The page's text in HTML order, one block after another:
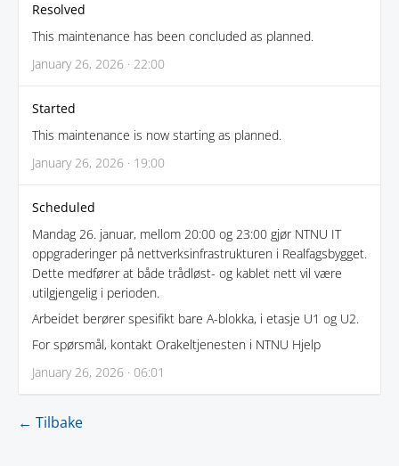
Resolved
This maintenance has been concluded as planned.
January 26, 2026 · 22:00
Started
This maintenance is now starting as planned.
January 26, 2026 · 19:00
Scheduled
Mandag 26. januar, mellom 20:00 og 23:00 gjør NTNU IT
oppgraderinger på nettverksinfrastrukturen i Realfagsbygget.
Dette medfører at både trådløst- og kablet nett vil være
utilgjengelig i perioden.
Arbeidet berører spesifikt bare A-blokka, i etasje U1 og U2.
For spørsmål, kontakt Orakeltjenesten i NTNU Hjelp
January 26, 2026 · 06:01
← Tilbake